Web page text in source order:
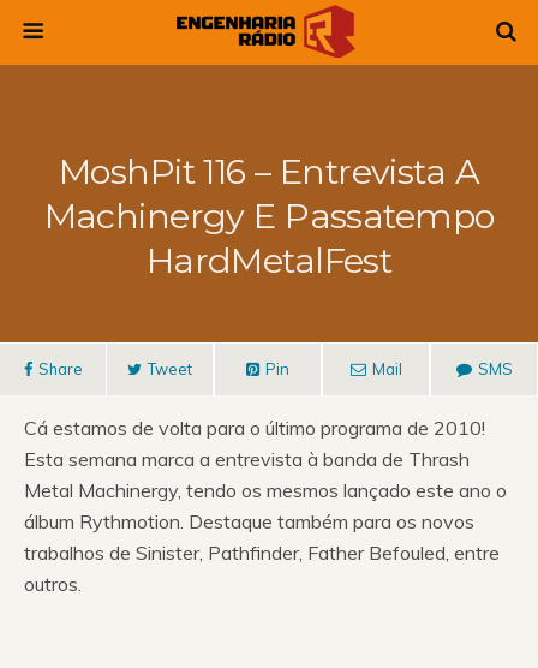
MoshPit 116 – Entrevista A
Machinergy E Passatempo
HardMetalFest
Share Tweet Pin Mail SMS
Cá estamos de volta para o último programa de 2010!
Esta semana marca a entrevista à banda de Thrash
Metal Machinergy, tendo os mesmos lançado este ano o
álbum Rythmotion. Destaque também para os novos
trabalhos de Sinister, Pathfinder, Father Befouled, entre
outros.